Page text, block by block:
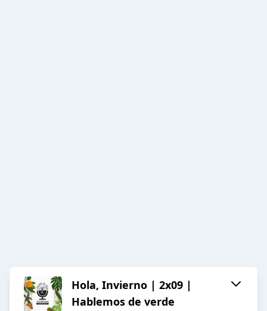
Hola, Invierno | 2x09 |
Hablemos de verde